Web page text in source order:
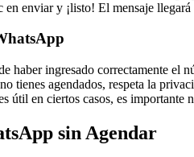
enviar y ¡listo! El mensaje
haber ingresado correctamente el
tienes agendados, respeta la
útil en ciertos casos, es importante
sin Agendar